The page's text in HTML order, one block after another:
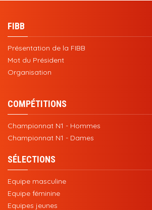
FIBB
Présentation de la FIBB
Mot du Président
Organisation
COMPÉTITIONS
Championnat N1 - Hommes
Championnat N1 - Dames
SÉLECTIONS
Equipe masculine
Equipe féminine
Equipes jeunes